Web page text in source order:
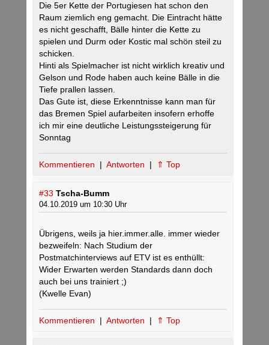
Die 5er Kette der Portugiesen hat schon den
Raum ziemlich eng gemacht. Die Eintracht hätte
es nicht geschafft, Bälle hinter die Kette zu
spielen und Durm oder Kostic mal schön steil zu
schicken.
Hinti als Spielmacher ist nicht wirklich kreativ und
Gelson und Rode haben auch keine Bälle in die
Tiefe prallen lassen.
Das Gute ist, diese Erkenntnisse kann man für
das Bremen Spiel aufarbeiten insofern erhoffe
ich mir eine deutliche Leistungssteigerung für
Sonntag
Kommentieren | Antworten | ⇑ Top
#33 Tscha-Bumm
04.10.2019 um 10:30 Uhr
Übrigens, weils ja hier.immer.alle. immer wieder
bezweifeln: Nach Studium der
Postmatchinterviews auf ETV ist es enthüllt:
Wider Erwarten werden Standards dann doch
auch bei uns trainiert ;)
(Kwelle Evan)
Kommentieren | Antworten | ⇑ Top